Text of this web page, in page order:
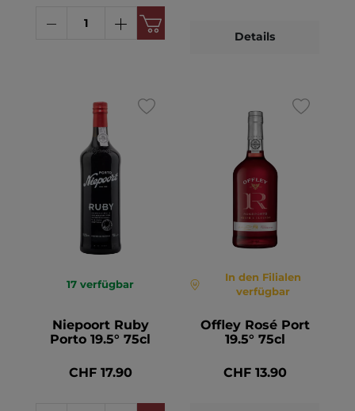
Details
17 verfügbar
Niepoort Ruby
Porto 19.5° 75cl
CHF 17.90
In den Filialen
verfügbar
Offley Rosé Port
19.5° 75cl
CHF 13.90